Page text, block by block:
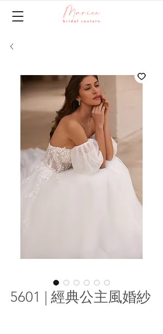
5601 | 經典公主風婚紗